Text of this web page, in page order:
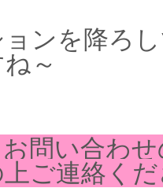
ンを降ろ
～
問い合わ
ご連絡く